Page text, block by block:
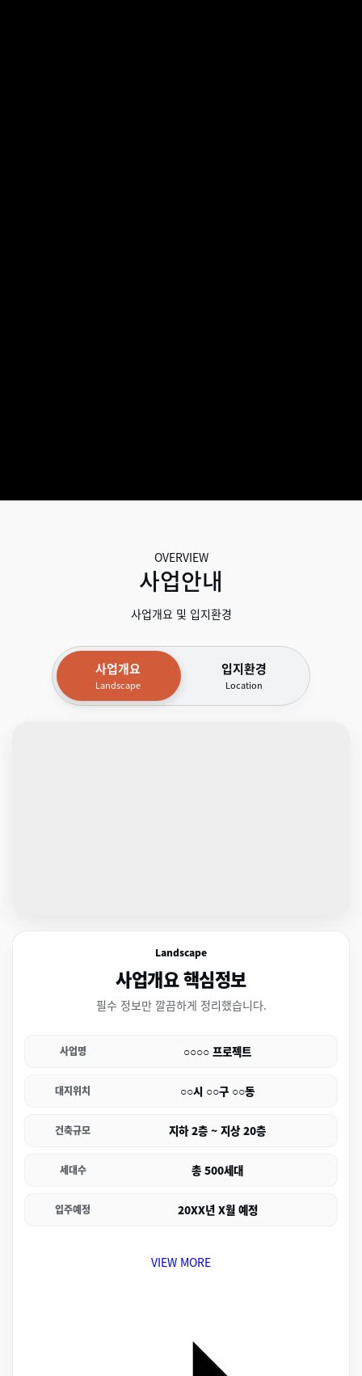
OVERVIEW
사업안내
사업개요 및 입지환경
사업개요
Landscape
입지환경
Location
Landscape
사업개요 핵심정보
필수 정보만 깔끔하게 정리했습니다.
사업명 ○○○○ 프로젝트
대지위치 ○○시 ○○구 ○○동
건축규모 지하 2층 ~ 지상 20층
세대수 총 500세대
입주예정 20XX년 X월 예정
VIEW MORE